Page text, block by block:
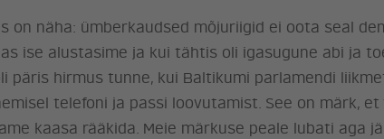
on näha: ümberkaudsed mõjuriigid ei oota seal
ise alustasime ja kui tähtis oli igasugune abi ja
päris hirmus tunne, kui Baltikumi parlamendi
telefoni ja passi loovutamist. See on märk, et
kaasa rääkida. Meie märkuse peale lubati aga